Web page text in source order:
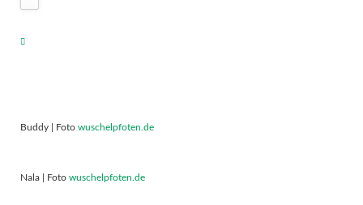
Buddy | Foto wuschelpfoten.de
Nala | Foto wuschelpfoten.de